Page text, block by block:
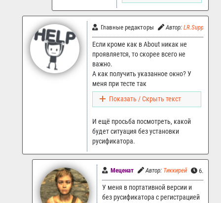
Главные редакторы Автор: LR.Support
Если кроме как в About никак не
проявляется, то скорее всего не
важно.
А как получить указанное окно? У
меня при тесте так
Показать / Скрыть текст
И ещё просьба посмотреть, какой
будет ситуация без установки
русификатора.
Меценат Автор: Тиккирей
У меня в портативной версии и
без русификатора с регистрацией